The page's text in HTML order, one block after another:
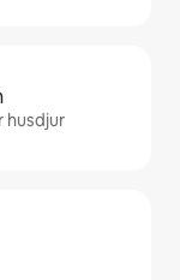
husdjur